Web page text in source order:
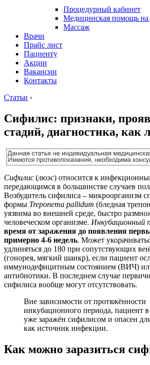
Процедурный кабинет
Медицинская помощь на
Массаж
Врачи
Прайс лист
Пациенту
Акции
Вакансии
Контакты
Статьи ›
Сифилис: признаки,
стадий, диагностика, как
Сифилис (люэс) относится к
передающимся в большинстве случаев
Возбудитель сифилиса – микроорганизм
формы Treponema pallidum (бледная
уязвима во внешней среде, быстро
человеческом организме. Инкубационный
время от заражения до появления
примерно 4-6 недель. Может
удлиняться до 180 при сопутствующих
(гонорея, мягкий шанкр), если пациент
иммунодефицитным состоянием (ВИЧ)
антибиотики. В последнем случае
сифилиса вообще могут отсутствовать.
Вне зависимости от протяжённости
инкубационного периода, пациент в
уже заражён сифилисом и опасен
как источник инфекции.
Как можно заразиться